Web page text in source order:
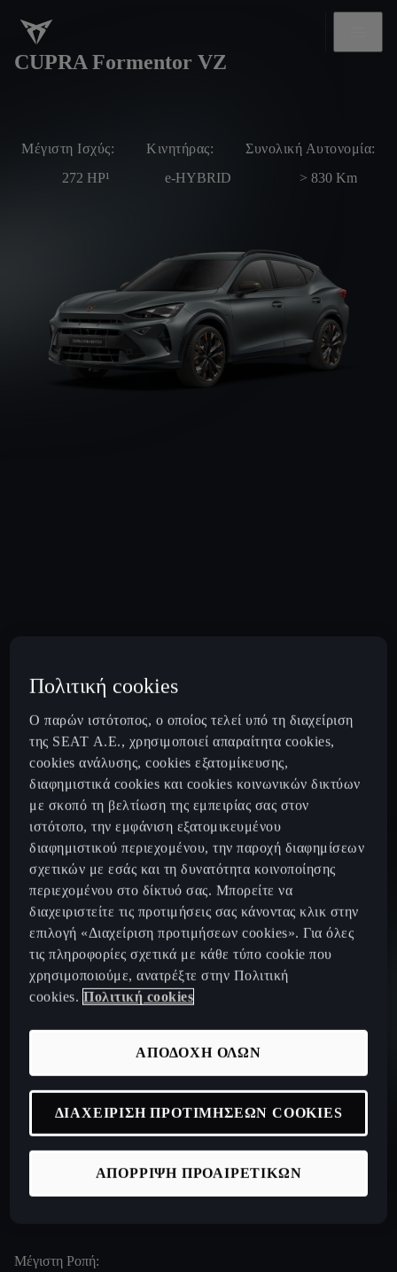
CUPRA Formentor VZ
Μέγιστη Ισχύς:
272 HP¹
Κινητήρας:
e-HYBRID
Συνολική Αυτονομία:
> 830 Km
Επιτάχυνση (0-100 km/h):
7.2 s
Μέγιστη ισχύς:
272 HP¹
220 Km/H
Φόρτιση DC:
min³
Ηλεκτρική Αυτονομία:
118 -110 km
Συνολική Αυτονομία:
> 830 km
Μέγιστη ροπή:
400 Nm
Επιτάχυνση (0-100 km/h):Μέγιστη ισχύς:
333 HP¹
Μέγιστη ταχύτητα:
400 Nm
Επιτάχυνση (0-100 km/h):Μέγιστη ισχύς:Μέγιστη ταχύτητα:
Μέγιστη Ροπή:
Πολιτική cookies
Ο παρών ιστότοπος, ο οποίος τελεί υπό τη διαχείριση
της SEAT Α.Ε., χρησιμοποιεί απαραίτητα cookies,
cookies ανάλυσης, cookies εξατομίκευσης,
διαφημιστικά cookies και cookies κοινωνικών δικτύων
με σκοπό τη βελτίωση της εμπειρίας σας στον
ιστότοπο, την εμφάνιση εξατομικευμένου
διαφημιστικού περιεχομένου, την παροχή διαφημίσεων
σχετικών με εσάς και τη δυνατότητα κοινοποίησης
περιεχομένου στο δίκτυό σας. Μπορείτε να
διαχειριστείτε τις προτιμήσεις σας κάνοντας κλικ στην
επιλογή «Διαχείριση προτιμήσεων cookies». Για όλες
τις πληροφορίες σχετικά με κάθε τύπο cookie που
χρησιμοποιούμε, ανατρέξτε στην Πολιτική
cookies. Πολιτική cookies
ΑΠΟΡΡΙΨΗ ΠΡΟΑΙΡΕΤΙΚΩΝ
ΑΠΟΔΟΧΗ ΟΛΩΝ
ΔΙΑΧΕΙΡΙΣΗ ΠΡΟΤΙΜΗΣΕΩΝ COOKIES